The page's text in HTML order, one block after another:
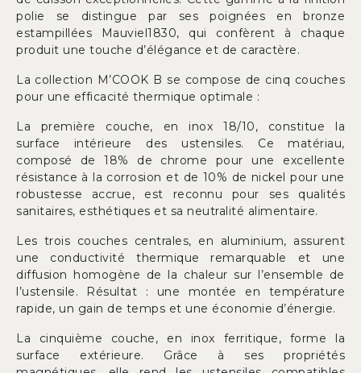
polie se distingue par ses poignées en bronze
estampillées Mauviel1830, qui confèrent à chaque
produit une touche d’élégance et de caractère.
La collection M’COOK B se compose de cinq couches
pour une efficacité thermique optimale :
La première couche, en inox 18/10, constitue la
surface intérieure des ustensiles. Ce matériau,
composé de 18% de chrome pour une excellente
résistance à la corrosion et de 10% de nickel pour une
robustesse accrue, est reconnu pour ses qualités
sanitaires, esthétiques et sa neutralité alimentaire.
Les trois couches centrales, en aluminium, assurent
une conductivité thermique remarquable et une
diffusion homogène de la chaleur sur l’ensemble de
l’ustensile. Résultat : une montée en température
rapide, un gain de temps et une économie d’énergie.
La cinquième couche, en inox ferritique, forme la
surface extérieure. Grâce à ses propriétés